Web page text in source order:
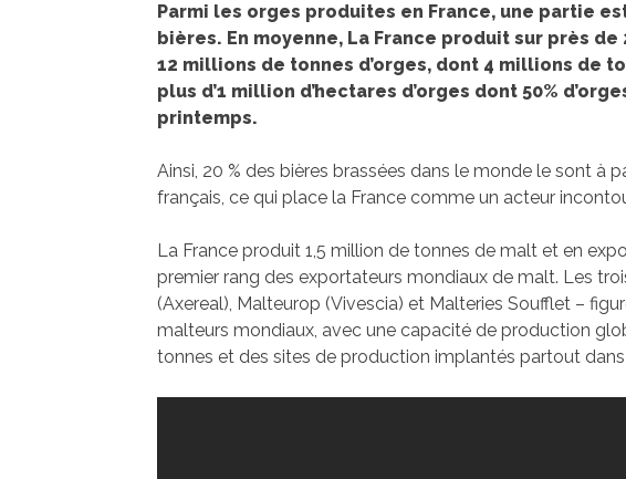
Parmi les orges produites en France, une partie
bières. En moyenne, La France produit sur près de
12 millions de tonnes d’orges, dont 4 millions de
plus d’1 million d’hectares d’orges dont 50%
printemps.
Ainsi, 20 % des bières brassées dans le monde le sont à
français, ce qui place la France comme un acteur
La France produit 1,5 million de tonnes de malt et en
premier rang des exportateurs mondiaux de malt. Les
(Axereal), Malteurop (Vivescia) et Malteries Soufflet –
malteurs mondiaux, avec une capacité de production
tonnes et des sites de production implantés partout